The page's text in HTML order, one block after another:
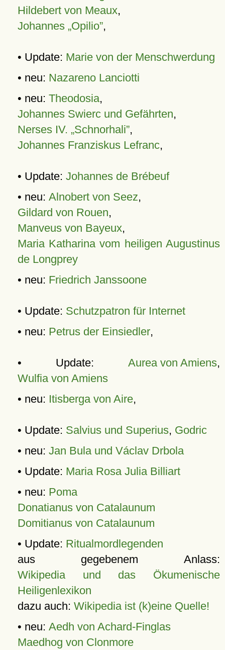
Hildebert von Meaux,
Johannes „Opilio”,
• Update: Marie von der Menschwerdung
• neu: Nazareno Lanciotti
• neu: Theodosia,
Johannes Swierc und Gefährten,
Nerses IV. „Schnorhali”,
Johannes Franziskus Lefranc,
• Update: Johannes de Brébeuf
• neu: Alnobert von Seez,
Gildard von Rouen,
Manveus von Bayeux,
Maria Katharina vom heiligen Augustinus
de Longprey
• neu: Friedrich Janssoone
• Update: Schutzpatron für Internet
• neu: Petrus der Einsiedler,
• Update: Aurea von Amiens,
Wulfia von Amiens
• neu: Itisberga von Aire,
• Update: Salvius und Superius, Godric
• neu: Jan Bula und Václav Drbola
• Update: Maria Rosa Julia Billiart
• neu: Poma
Donatianus von Catalaunum
Domitianus von Catalaunum
• Update: Ritualmordlegenden
aus gegebenem Anlass:
Wikipedia und das Ökumenische
Heiligenlexikon
dazu auch: Wikipedia ist (k)eine Quelle!
• neu: Aedh von Achard-Finglas
Maedhog von Clonmore